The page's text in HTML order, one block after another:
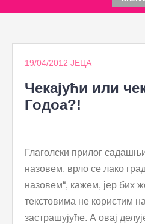
Skip
content
19/04/2012 ЈЕЦА
Чекајући или
Годоа?!
Глаголски прилог
назовем, врло се лако
назовем“, кажем, јер бих
текстовима не користим
застрашујуће. А овај